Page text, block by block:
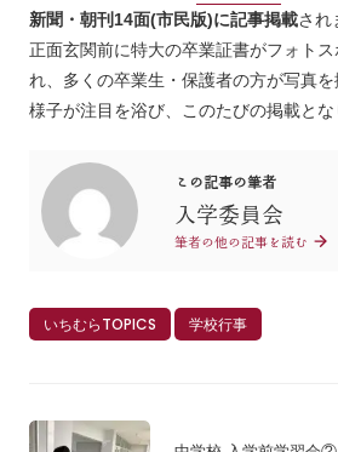
新聞・朝刊14面(市民版)に記事掲載され
正面玄関前に特大の卒業証書がフォト
れ、多くの卒業生・保護者の方が写真
様子が注目を浴び、このたびの掲載とな
この記事の筆者
入学委員会
筆者の他の記事を読む
いちむらTOPICS 学校行事